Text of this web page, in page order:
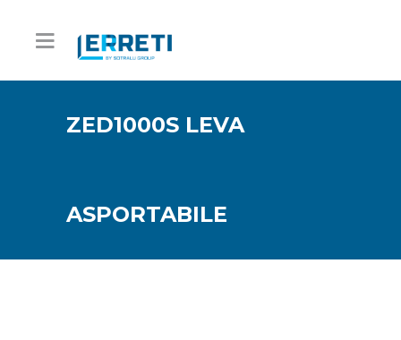
ZED1000S LEVA
ASPORTABILE